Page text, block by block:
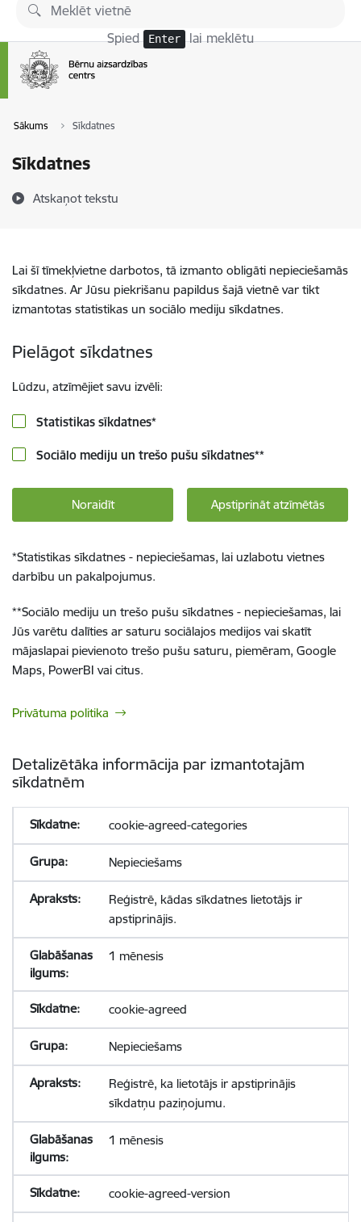
Pāriet uz lapas saturu
Spied Enter lai meklētu
Sākums Sīkdatnes
Sīkdatnes
Atskaņot tekstu
Lai šī tīmekļvietne darbotos, tā izmanto obligāti nepieciešamās
sīkdatnes. Ar Jūsu piekrišanu papildus šajā vietnē var tikt
izmantotas statistikas un sociālo mediju sīkdatnes.
Pielāgot sīkdatnes
Lūdzu, atzīmējiet savu izvēli:
Statistikas sīkdatnes*
Sociālo mediju un trešo pušu sīkdatnes**
Noraidīt Apstiprināt atzīmētās
*Statistikas sīkdatnes - nepieciešamas, lai uzlabotu vietnes
darbību un pakalpojumus.
**Sociālo mediju un trešo pušu sīkdatnes - nepieciešamas, lai
Jūs varētu dalīties ar saturu sociālajos medijos vai skatīt
mājaslapai pievienoto trešo pušu saturu, piemēram, Google
Maps, PowerBI vai citus.
Privātuma politika
Detalizētāka informācija par izmantotajām
sīkdatnēm
cookie-agreed-categories
Nepieciešams
Reģistrē, kādas sīkdatnes lietotājs ir
apstiprinājis.
1 mēnesis
cookie-agreed
Nepieciešams
Reģistrē, ka lietotājs ir apstiprinājis
sīkdatņu paziņojumu.
1 mēnesis
cookie-agreed-version